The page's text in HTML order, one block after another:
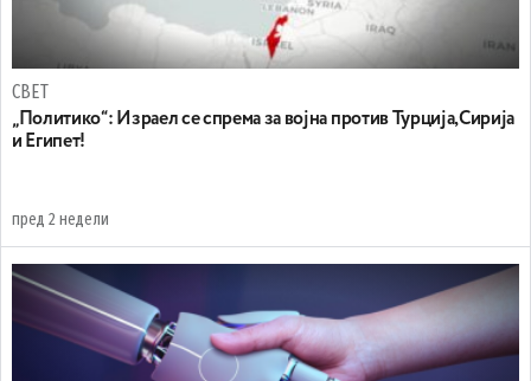
СВЕТ
„Политико“: Израел се спрема за војна против Турција,Сирија
и Египет!
пред 2 недели